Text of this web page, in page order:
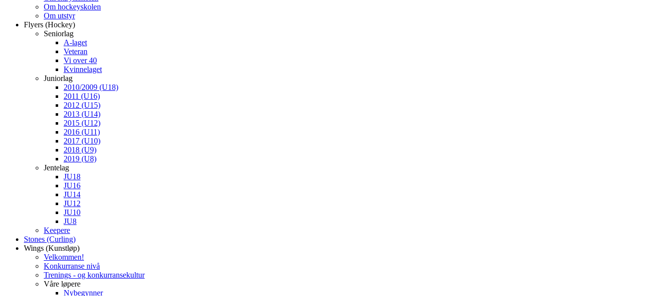
Om hockeyskolen
Om utstyr
Flyers (Hockey)
Seniorlag
A-laget
Veteran
Vi over 40
Kvinnelaget
Juniorlag
2010/2009 (U18)
2011 (U16)
2012 (U15)
2013 (U14)
2015 (U12)
2016 (U11)
2017 (U10)
2018 (U9)
2019 (U8)
Jentelag
JU18
JU16
JU14
JU12
JU10
JU8
Keepere
Stones (Curling)
Wings (Kunstløp)
Velkommen!
Konkurranse nivå
Trenings - og konkurransekultur
Våre løpere
Nybegynner